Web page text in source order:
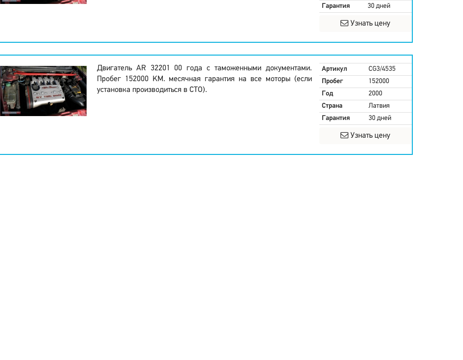
Гарантия
30 дней
Узнать цену
Двигатель AR 32201 00 года с таможенными документами.
Пробег 152000 KM. месячная гарантия на все моторы (если
установка производиться в СТО).
Артикул
CG3/4535
Пробег
152000
Год
2000
Страна
Латвия
Гарантия
30 дней
Узнать цену